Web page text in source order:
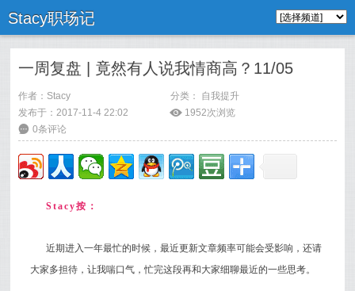
Stacy职场记
一周复盘 | 竟然有人说我情商高？11/05
作者： Stacy 分类： 自我提升
发布于：2017-11-4 22:02
ė 1952次浏览
6 0条评论
Stacy按：
近期进入一年最忙的时候，最近更新文章频率可能会受影响，还请
大家多担待，让我喘口气，忙完这段再和大家细聊最近的一些思考。